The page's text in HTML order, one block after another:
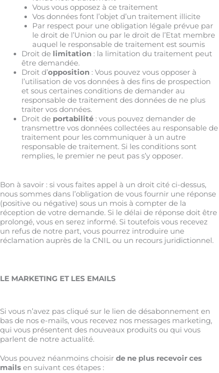
Vous vous opposez à ce traitement
Vos données font l’objet d’un traitement illicite
Par respect pour une obligation légale prévue par
le droit de l’Union ou par le droit de l’Etat membre
auquel le responsable de traitement est soumis
Droit de limitation: la limitation du traitement peut
être demandée.
Droit d’opposition: Vous pouvez vous opposer à
l’utilisation de vos données à des fins de prospection
et sous certaines conditions de demander au
responsable de traitement des données de ne plus
traiter vos données.
Droit de portabilité: vous pouvez demander de
transmettre vos données collectées au responsable de
traitement pour les communiquer à un autre
responsable de traitement. Si les conditions sont
remplies, le premier ne peut pas s’y opposer.
Bon à savoir : si vous faites appel à un droit cité ci-dessus,
nous sommes dans l’obligation de vous fournir une réponse
(positive ou négative) sous un mois à compter de la
réception de votre demande. Si le délai de réponse doit être
prolongé, vous en serez informé. Si toutefois vous recevez
un refus de notre part, vous pourrez introduire une
réclamation auprès de la CNIL ou un recours juridictionnel.
LE MARKETING ET LES EMAILS
Si vous n’avez pas cliqué sur le lien de désabonnement en
bas de nos e-mails, vous recevez nos messages marketing,
qui vous présentent des nouveaux produits ou qui vous
parlent de notre actualité.
Vous pouvez néanmoins choisir de ne plus recevoir ces
mails en suivant ces étapes :